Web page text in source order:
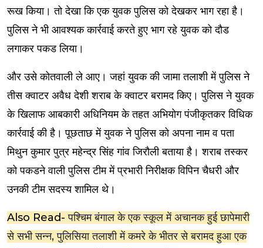
रूख किया। तो देखा कि एक युवक पुलिस को देखकर भाग रहा है।
पुलिस ने भी आवश्यक कार्रवाई करते हुए भाग रहे युवक को दौड
लगाकर पकड लिया।
और उसे कोतवाली ले आए। जहां युवक की जामा तलाशी में पुलिस ने
तीस क्वाटर अवैध देशी शराब के क्वाटर बरामद किए। पुलिस ने युवक
के खिलाफ आबकारी अधिनियम के तहत अभियोग पंजीकृतकर विधिक
कार्रवाई की है। पूछताछ में युवक ने पुलिस को अपना नाम व पता
मिथुन कुमार पुत्र महेन्द्र सिंह गांव जिरौली बताया है। शराब तस्कर
को पकडने वाली पुलिस टीम में प्रभारी निरीक्षक विपिन चैधरी और
उनकी टीम सदस्य शामिल थे।
Also Read-पश्चिम बंगाल के एक स्कूल में अचानक हुई छापेमारी
से सभी सन्न, पुलिसिया तलाशी में कमरे के भीतर से बरामद हुआ एक